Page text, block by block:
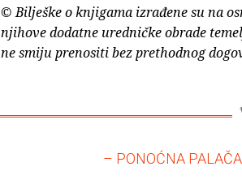
© Bilješke o knjigama izrađene su na
njihove dodatne uredničke obrade
ne smiju prenositi bez prethodnog
– PONOĆNA